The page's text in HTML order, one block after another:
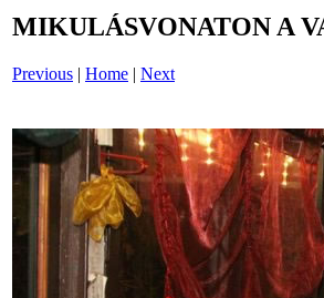
MIKULÁSVONATON A
Previous | Home | Next